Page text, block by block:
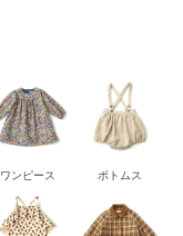
ワンピース ボトムス